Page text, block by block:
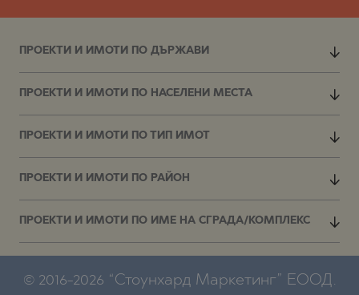
ПРОЕКТИ И ИМОТИ ПО ДЪРЖАВИ
ПРОЕКТИ И ИМОТИ ПО НАСЕЛЕНИ МЕСТА
ПРОЕКТИ И ИМОТИ ПО ТИП ИМОТ
ПРОЕКТИ И ИМОТИ ПО РАЙОН
ПРОЕКТИ И ИМОТИ ПО ИМЕ НА СГРАДА/КОМПЛЕКС
© 2016-2026 “Стоунхард Маркетинг” ЕООД.